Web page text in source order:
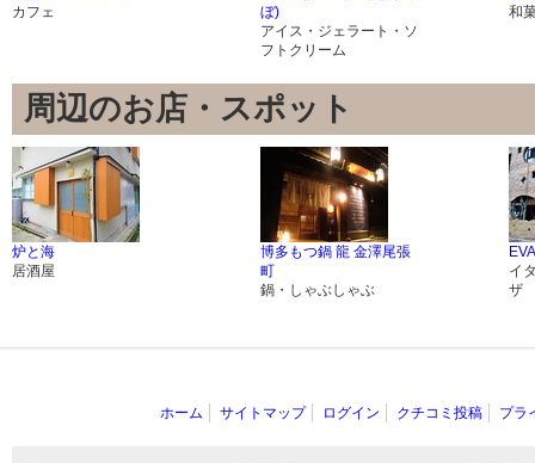
カフェ
ぼ)
アイス・ジェラート・ソ
フトクリーム
和
周辺のお店・スポット
炉と海
居酒屋
博多もつ鍋 龍 金澤尾張
町
鍋・しゃぶしゃぶ
イ
ザ
ホーム サイトマップ ログイン クチコミ投稿 プラ